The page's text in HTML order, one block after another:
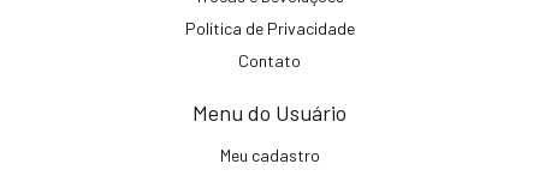
Política de Privacidade
Contato
Menu do Usuário
Meu cadastro